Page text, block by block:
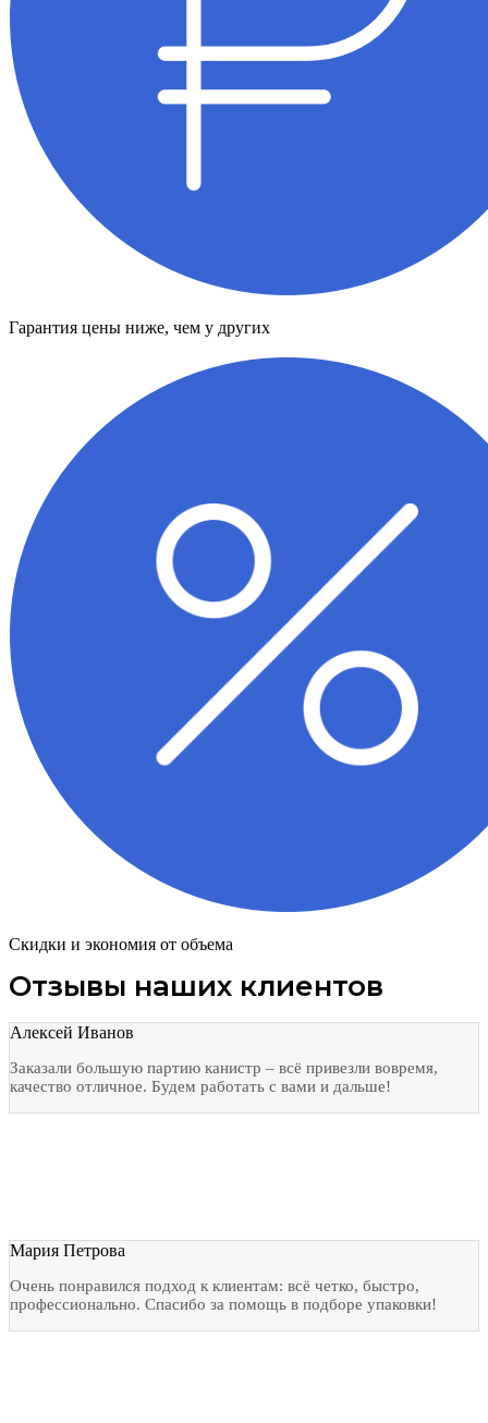
Гарантия цены ниже, чем у других
Скидки и экономия от объема
Отзывы наших клиентов
Алексей Иванов
Заказали большую партию канистр – всё привезли вовремя,
качество отличное. Будем работать с вами и дальше!
Мария Петрова
Очень понравился подход к клиентам: всё четко, быстро,
профессионально. Спасибо за помощь в подборе упаковки!